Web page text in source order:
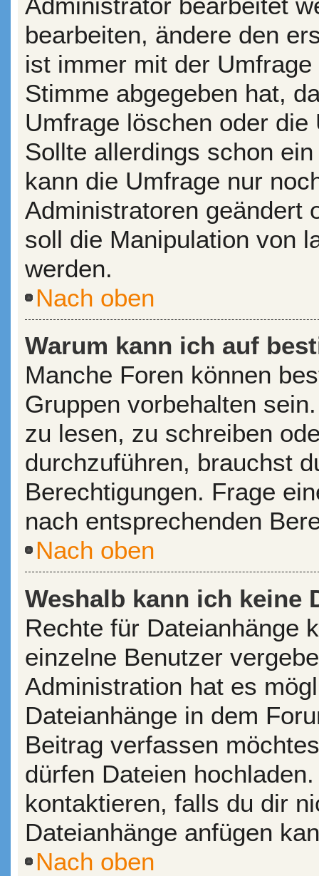
bearbeiten, ändere den
ist immer mit der
Stimme abgegeben hat,
Umfrage löschen oder
Sollte allerdings schon
kann die Umfrage nur
Administratoren geändert
soll die Manipulation von
werden.
Nach oben
Warum kann ich auf
Manche Foren können
Gruppen vorbehalten
zu lesen, zu schreiben
durchzuführen, brauchst
Berechtigungen. Frage
nach entsprechenden
Nach oben
Weshalb kann ich keine
Rechte für Dateianhänge
einzelne Benutzer
Administration hat es
Dateianhänge in dem
Beitrag verfassen
dürfen Dateien
kontaktieren, falls du dir
Dateianhänge anfügen
Nach oben